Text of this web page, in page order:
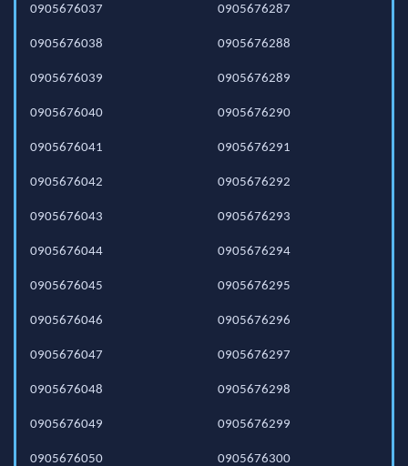
0905676037
0905676038
0905676039
0905676040
0905676041
0905676042
0905676043
0905676044
0905676045
0905676046
0905676047
0905676048
0905676049
0905676050
0905676287
0905676288
0905676289
0905676290
0905676291
0905676292
0905676293
0905676294
0905676295
0905676296
0905676297
0905676298
0905676299
0905676300